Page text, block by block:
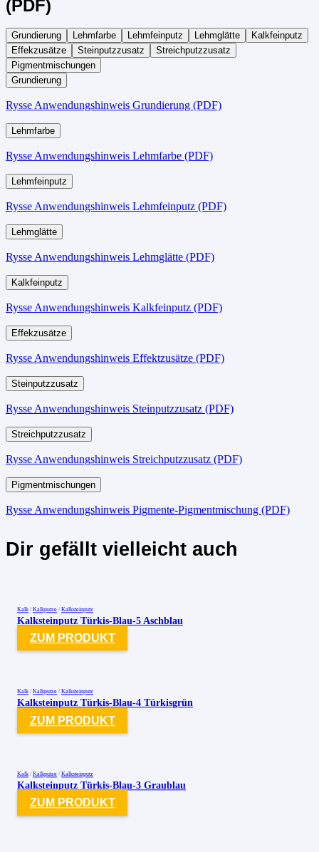
(PDF)
Grundierung Lehmfarbe Lehmfeinputz Lehmglätte
Kalkfeinputz
Effekzusätze
Steinputzzusatz
Streichputzzusatz
Pigmentmischungen
Grundierung
Rysse Anwendungshinweis Grundierung (PDF)
Lehmfarbe
Rysse Anwendungshinweis Lehmfarbe (PDF)
Lehmfeinputz
Rysse Anwendungshinweis Lehmfeinputz (PDF)
Lehmglätte
Rysse Anwendungshinweis Lehmglätte (PDF)
Kalkfeinputz
Rysse Anwendungshinweis Kalkfeinputz (PDF)
Effekzusätze
Rysse Anwendungshinweis Effektzusätze (PDF)
Steinputzzusatz
Rysse Anwendungshinweis Steinputzzusatz (PDF)
Streichputzzusatz
Rysse Anwendungshinweis Streichputzzusatz (PDF)
Pigmentmischungen
Rysse Anwendungshinweis Pigmente-Pigmentmischung (PDF)
Dir gefällt vielleicht auch
Kalk / Kalkputze / Kalksteinputz
Kalksteinputz Türkis-Blau-5 Aschblau
ZUM PRODUKT
Kalk / Kalkputze / Kalksteinputz
Kalksteinputz Türkis-Blau-4 Türkisgrün
ZUM PRODUKT
Kalk / Kalkputze / Kalksteinputz
Kalksteinputz Türkis-Blau-3 Graublau
ZUM PRODUKT